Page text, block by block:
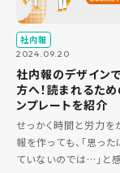
社内報
2024.09.20
社内報のデザイン
方へ！読まれるた
ンプレートを紹介
せっかく時間と労力を
報を作っても、「思っ
ていないのでは…」と